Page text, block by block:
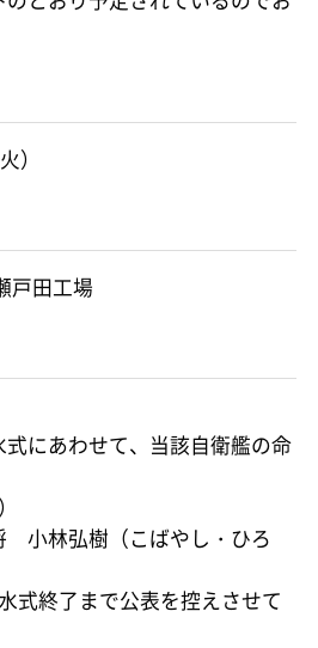
）
戸田工場
にあわせて、当該自衛艦の命
林弘樹（こばやし・ひろ
式終了まで公表を控えさせて